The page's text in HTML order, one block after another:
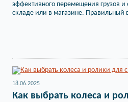
эффективного перемещения грузов и
складе или в магазине. Правильный
18.06.2025
Как выбрать колеса и